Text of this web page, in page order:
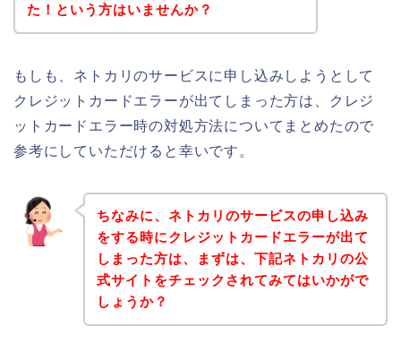
た！という方はいませんか？
もしも、ネトカリのサービスに申し込みしようとして
クレジットカードエラーが出てしまった方は、クレジ
ットカードエラー時の対処方法についてまとめたので
参考にしていただけると幸いです。
ちなみに、ネトカリのサービスの申し込み
をする時にクレジットカードエラーが出て
しまった方は、まずは、下記ネトカリの公
式サイトをチェックされてみてはいかがで
しょうか？